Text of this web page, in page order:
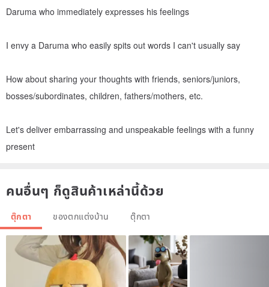
Daruma who immediately expresses his feelings
I envy a Daruma who easily spits out words I can't usually say
How about sharing your thoughts with friends, seniors/juniors,
bosses/subordinates, children, fathers/mothers, etc.
Let's deliver embarrassing and unspeakable feelings with a funny
present
คนอื่นๆ ก็ดูสินค้าเหล่านี้ด้วย
ตุ๊กตา ของตกแต่งบ้าน ตุ๊กตา